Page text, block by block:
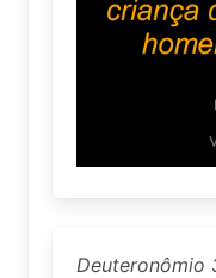
Deuteronômio